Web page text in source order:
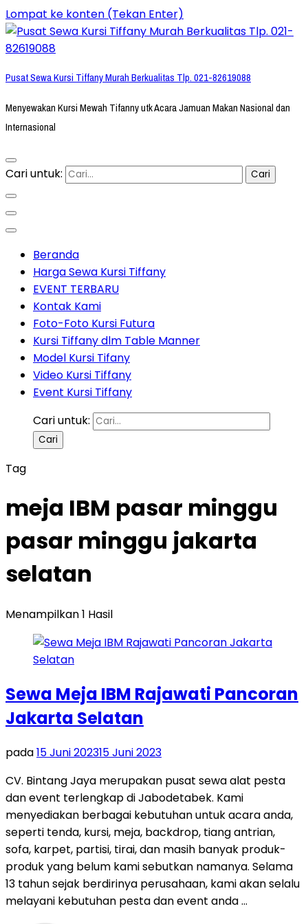
Lompat ke konten (Tekan Enter)
Pusat Sewa Kursi Tiffany Murah Berkualitas Tlp. 021-82619088
Menyewakan Kursi Mewah Tifanny utk Acara Jamuan Makan Nasional dan
Internasional
Cari untuk:
Beranda
Harga Sewa Kursi Tiffany
EVENT TERBARU
Kontak Kami
Foto-Foto Kursi Futura
Kursi Tiffany dlm Table Manner
Model Kursi Tifany
Video Kursi Tiffany
Event Kursi Tiffany
Cari untuk:
Tag
meja IBM pasar minggu
pasar minggu jakarta
selatan
Menampilkan 1 Hasil
Sewa Meja IBM Rajawati Pancoran
Jakarta Selatan
pada15 Juni 202315 Juni 2023
CV. Bintang Jaya merupakan pusat sewa alat pesta
dan event terlengkap di Jabodetabek. Kami
menyediakan berbagai kebutuhan untuk acara anda,
seperti tenda, kursi, meja, backdrop, tiang antrian,
sofa, karpet, partisi, tirai, dan masih banyak produk-
produk yang belum kami sebutkan namanya. Selama
13 tahun sejak berdirinya perusahaan, kami akan selalu
melayani kebutuhan pesta dan event anda …